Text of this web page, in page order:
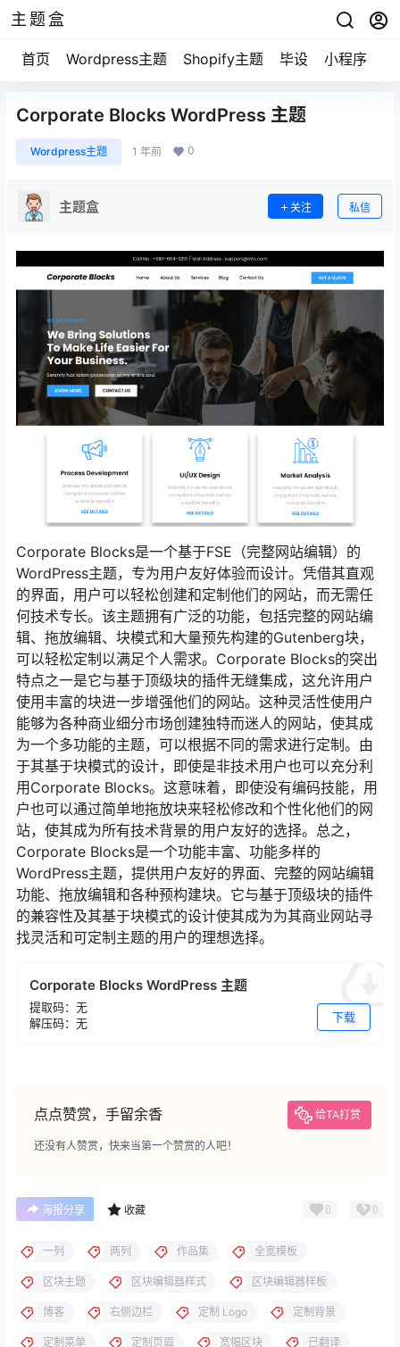
主题盒
首页 Wordpress主题 Shopify主题 毕设 小程序
Corporate Blocks WordPress 主题
Wordpress主题 1 年前 0
主题盒 关注 私信
Corporate Blocks是一个基于FSE（完整网站编辑）的
WordPress主题，专为用户友好体验而设计。凭借其直观
的界面，用户可以轻松创建和定制他们的网站，而无需任
何技术专长。该主题拥有广泛的功能，包括完整的网站编
辑、拖放编辑、块模式和大量预先构建的Gutenberg块，
可以轻松定制以满足个人需求。Corporate Blocks的突出
特点之一是它与基于顶级块的插件无缝集成，这允许用户
使用丰富的块进一步增强他们的网站。这种灵活性使用户
能够为各种商业细分市场创建独特而迷人的网站，使其成
为一个多功能的主题，可以根据不同的需求进行定制。由
于其基于块模式的设计，即使是非技术用户也可以充分利
用Corporate Blocks。这意味着，即使没有编码技能，用
户也可以通过简单地拖放块来轻松修改和个性化他们的网
站，使其成为所有技术背景的用户友好的选择。总之，
Corporate Blocks是一个功能丰富、功能多样的
WordPress主题，提供用户友好的界面、完整的网站编辑
功能、拖放编辑和各种预构建块。它与基于顶级块的插件
的兼容性及其基于块模式的设计使其成为为其商业网站寻
找灵活和可定制主题的用户的理想选择。
Corporate Blocks WordPress 主题
提取码：无
解压码：无
下载
点点赞赏，手留余香 给TA打赏
还没有人赞赏，快来当第一个赞赏的人吧！
海报分享 收藏 0 0
一列 两列 作品集 全宽模板
区块主题 区块编辑器样式 区块编辑器样板
博客 右侧边栏 定制 Logo 定制背景
定制菜单 定制页眉 宽幅区块 已翻译